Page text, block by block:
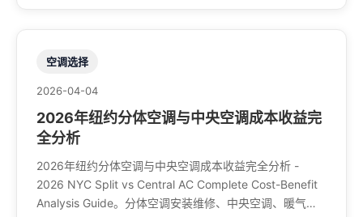
空调选择
2026-04-04
2026年纽约分体空调与中央空调成本收益完
全分析
2026年纽约分体空调与中央空调成本收益完全分析 -
2026 NYC Split vs Central AC Complete Cost-Benefit
Analysis Guide。分体空调安装维修、中央空调、暖气系